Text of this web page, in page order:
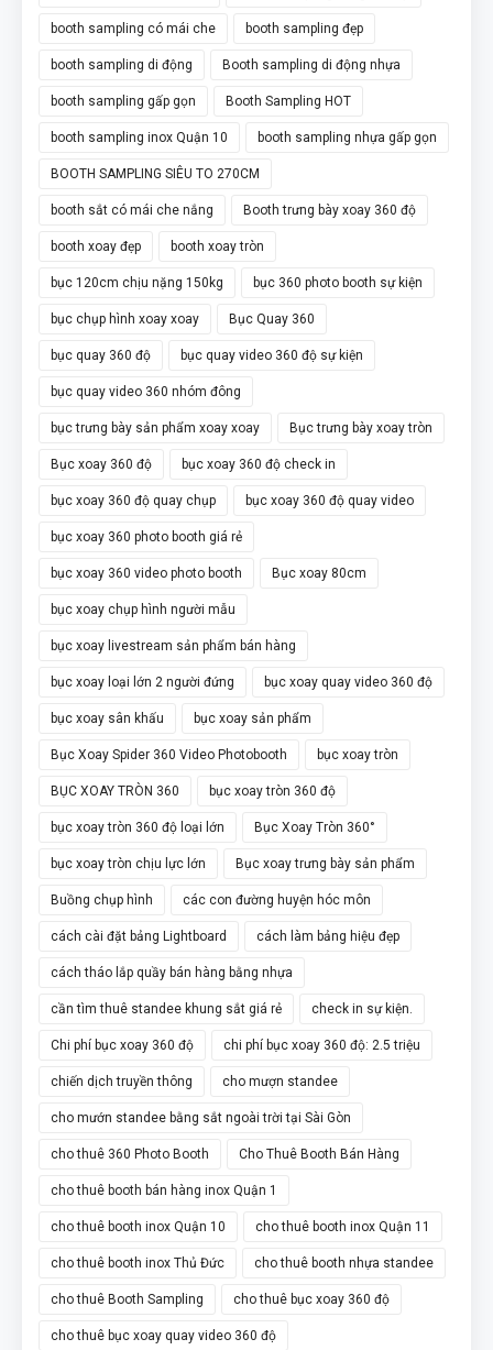
booth sampling có mái che booth sampling đẹp
booth sampling di động Booth sampling di động nhựa
booth sampling gấp gọn Booth Sampling HOT
booth sampling inox Quận 10 booth sampling nhựa gấp gọn
BOOTH SAMPLING SIÊU TO 270CM
booth sắt có mái che nắng Booth trưng bày xoay 360 độ
booth xoay đẹp booth xoay tròn
bục 120cm chịu nặng 150kg bục 360 photo booth sự kiện
bục chụp hình xoay xoay Bục Quay 360
bục quay 360 độ bục quay video 360 độ sự kiện
bục quay video 360 nhóm đông
bục trưng bày sản phẩm xoay xoay Bục trưng bày xoay tròn
Bục xoay 360 độ bục xoay 360 độ check in
bục xoay 360 độ quay chụp bục xoay 360 độ quay video
bục xoay 360 photo booth giá rẻ
bục xoay 360 video photo booth Bục xoay 80cm
bục xoay chụp hình người mẫu
bục xoay livestream sản phẩm bán hàng
bục xoay loại lớn 2 người đứng bục xoay quay video 360 độ
bục xoay sân khấu bục xoay sản phẩm
Bục Xoay Spider 360 Video Photobooth bục xoay tròn
BỤC XOAY TRÒN 360 bục xoay tròn 360 độ
bục xoay tròn 360 độ loại lớn Bục Xoay Tròn 360°
bục xoay tròn chịu lực lớn Bục xoay trưng bày sản phẩm
Buồng chụp hình các con đường huyện hóc môn
cách cài đặt bảng Lightboard cách làm bảng hiệu đẹp
cách tháo lắp quầy bán hàng bằng nhựa
cần tìm thuê standee khung sắt giá rẻ check in sự kiện.
Chi phí bục xoay 360 độ chi phí bục xoay 360 độ: 2.5 triệu
chiến dịch truyền thông cho mượn standee
cho mướn standee bằng sắt ngoài trời tại Sài Gòn
cho thuê 360 Photo Booth Cho Thuê Booth Bán Hàng
cho thuê booth bán hàng inox Quận 1
cho thuê booth inox Quận 10 cho thuê booth inox Quận 11
cho thuê booth inox Thủ Đức cho thuê booth nhựa standee
cho thuê Booth Sampling cho thuê bục xoay 360 độ
cho thuê bục xoay quay video 360 độ